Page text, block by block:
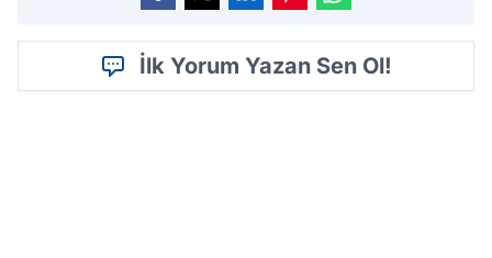
İlk Yorum Yazan Sen Ol!